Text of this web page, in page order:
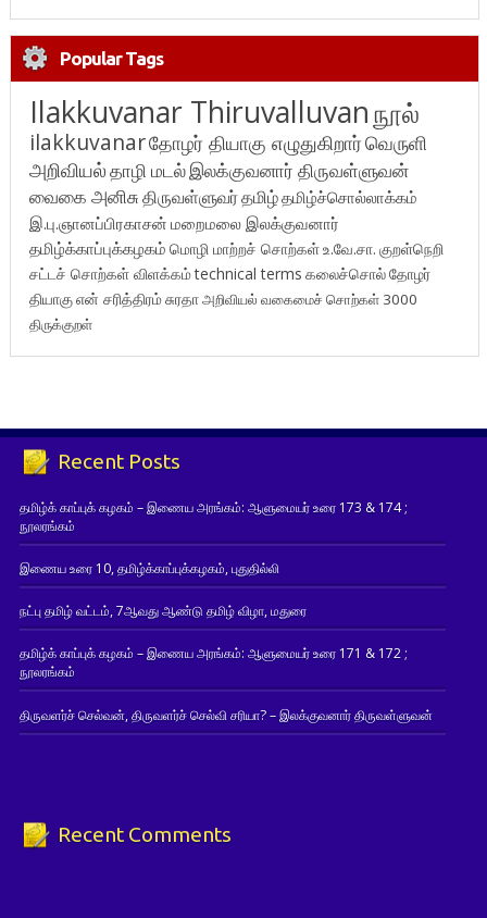
Popular Tags
Ilakkuvanar Thiruvalluvanநூல்
ilakkuvanarதோழர் தியாகு எழுதுகிறார்வெருளி
அறிவியல்தாழி மடல்இலக்குவனார் திருவள்ளுவன்
வைகை அனிசுதிருவள்ளுவர்தமிழ்தமிழ்ச்சொல்லாக்கம்
இ.பு.ஞானப்பிரகாசன் மறைமலை இலக்குவனார்
தமிழ்க்காப்புக்கழகம் மொழி மாற்றச் சொற்கள்உ.வே.சா. குறள்நெறி
சட்டச் சொற்கள் விளக்கம்technical terms கலைச்சொல்தோழர்
தியாகுஎன் சரித்திரம்சுரதாஅறிவியல் வகைமைச் சொற்கள் 3000
திருக்குறள்
Recent Posts
தமிழ்க் காப்புக் கழகம் – இணைய அரங்கம்: ஆளுமையர் உரை 173 & 174 ;
நூலரங்கம்
இணைய உரை 10, தமிழ்க்காப்புக்கழகம், புதுதில்லி
நட்பு தமிழ் வட்டம், 7ஆவது ஆண்டு தமிழ் விழா, மதுரை
தமிழ்க் காப்புக் கழகம் – இணைய அரங்கம்: ஆளுமையர் உரை 171 & 172 ;
நூலரங்கம்
திருவளர்ச் செல்வன், திருவளர்ச் செல்வி சரியா? – இலக்குவனார் திருவள்ளுவன்
Recent Comments